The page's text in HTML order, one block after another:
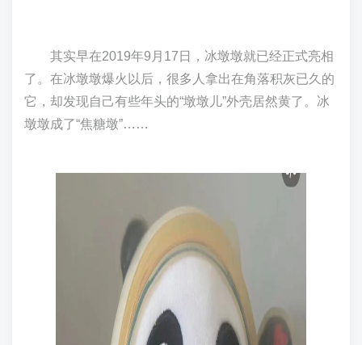
其实早在2019年9月17日，冰墩墩就已经正式亮相
了。在冰墩墩爆火以后，很多人拿出在角落积灰已久的
它，却发现自己有些年头的“墩墩儿”外壳居然黄了。冰
墩墩成了“焦糖墩”……